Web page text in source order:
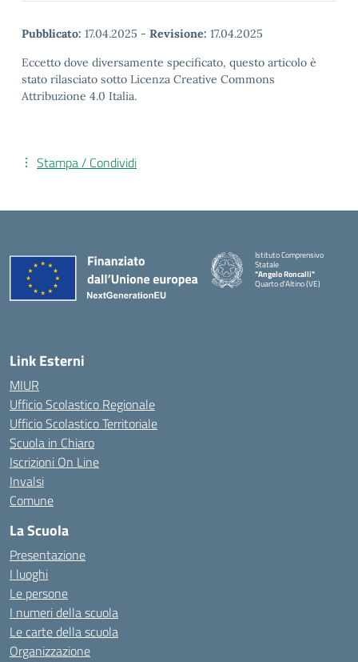
Pubblicato: 17.04.2025 - Revisione: 17.04.2025
Eccetto dove diversamente specificato, questo articolo è
stato rilasciato sotto Licenza Creative Commons
Attribuzione 4.0 Italia.
Stampa / Condividi
Istituto Comprensivo
Statale
"Angelo Roncalli"
Quarto d'Altino (VE)
Link Esterni
MIUR
Ufficio Scolastico Regionale
Ufficio Scolastico Territoriale
Scuola in Chiaro
Iscrizioni On Line
Invalsi
Comune
La Scuola
Presentazione
I luoghi
Le persone
I numeri della scuola
Le carte della scuola
Organizzazione